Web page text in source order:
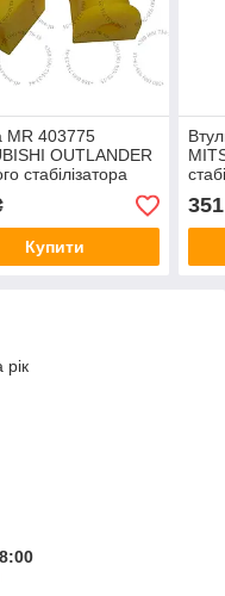
MR 403775
OUTLANDER
стабілізатора
Купити
351
рік